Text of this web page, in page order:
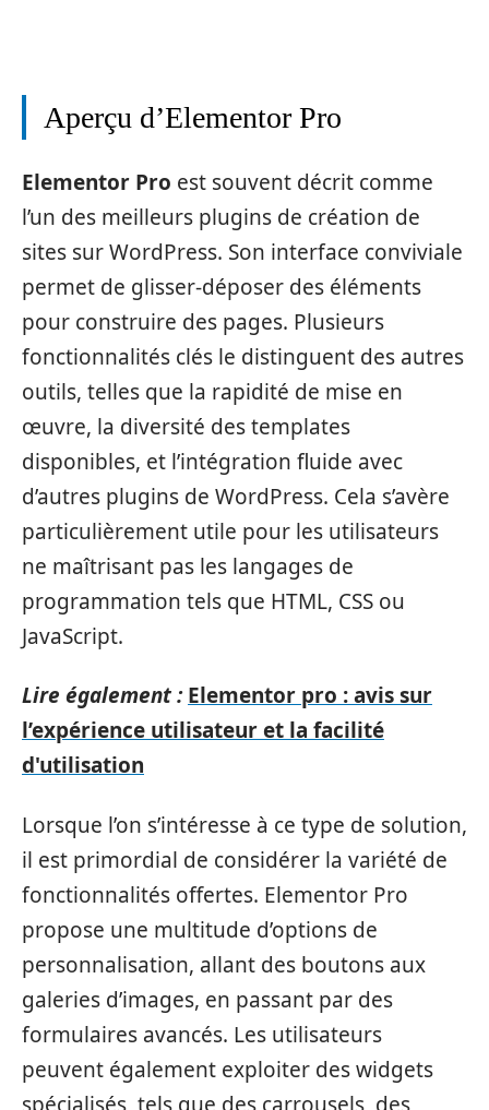
Aperçu d’Elementor Pro
Elementor Pro est souvent décrit comme
l’un des meilleurs plugins de création de
sites sur WordPress. Son interface conviviale
permet de glisser-déposer des éléments
pour construire des pages. Plusieurs
fonctionnalités clés le distinguent des autres
outils, telles que la rapidité de mise en
œuvre, la diversité des templates
disponibles, et l’intégration fluide avec
d’autres plugins de WordPress. Cela s’avère
particulièrement utile pour les utilisateurs
ne maîtrisant pas les langages de
programmation tels que HTML, CSS ou
JavaScript.
Lire également : Elementor pro : avis sur
l’expérience utilisateur et la facilité
d'utilisation
Lorsque l’on s’intéresse à ce type de solution,
il est primordial de considérer la variété de
fonctionnalités offertes. Elementor Pro
propose une multitude d’options de
personnalisation, allant des boutons aux
galeries d’images, en passant par des
formulaires avancés. Les utilisateurs
peuvent également exploiter des widgets
spécialisés, tels que des carrousels, des